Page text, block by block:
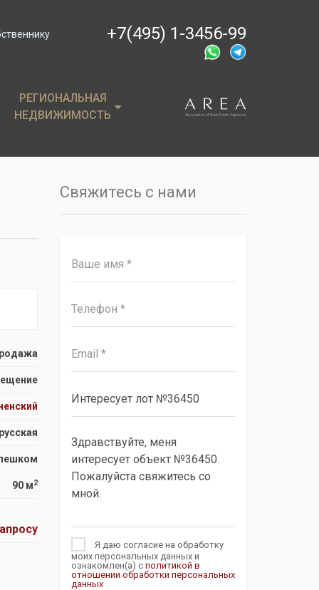
+7(495) 1-3456-99
РЕГИОНАЛЬНАЯ
НЕДВИЖИМОСТЬ
РЕГИОНАЛЬНАЯ
НЕДВИЖИМОСТЬ
90 м2
Свяжитесь с нами
Я даю согласие на обработку
моих персональных данных и
ознакомлен(а) с политикой в
отношении обработки персональных
данных